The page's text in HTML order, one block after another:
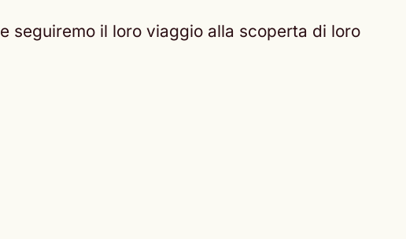
e seguiremo il loro viaggio alla scoperta di loro